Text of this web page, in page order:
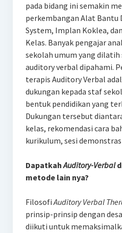
pada bidang ini semakin
perkembangan Alat Bantu
System, Implan Koklea,
Kelas. Banyak pengajar
sekolah umum yang
auditory verbal dipahami.
terapis Auditory Verbal
dukungan kepada staf
bentuk pendidikan yang
Dukungan tersebut
kelas, rekomendasi cara
kurikulum, sesi
DapatkahAuditory-Verbal
metode lain nya?
FilosofiAuditory Verbal
prinsip-prinsip dengan
diikuti untuk